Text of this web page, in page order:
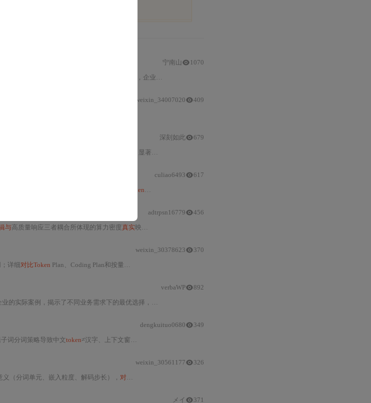
的统一。借助容器化运行时环境和标准化计量，企业在提升开发
宁南山 1070
调Agent模式下目标分解、工具调用和结果验证带来的多重
weixin_34007020 409
、层融合、混合精度和动态批处理等技术，显著降低延迟
深刻如此 679
Token计费
culiao6493 617
与高质量响应三者耦合所体现的算力密度真实映射。重点剖析上下文膨胀、模糊指令引发多路径探索、跨轮次隐式状态维护三大高
adtrpsn16779 456
详细对比Token Plan、Coding Plan和按量 计费
weixin_30378623 370
揭示了不同业务需求下的最优选择，并强调PyTorch-CUDA镜像在部署
verbaWP 892
词分词策略导致中文token≠汉字、上下文窗口引发O(n²)注意力计算开销、top-p采样带来的输出长度不确定性，以及PDF/Word文件多阶段OCR
dengkuituo0680 349
（分词单元、嵌入粒度、解码步长）， 对比
weixin_30561177 326
メイ 371